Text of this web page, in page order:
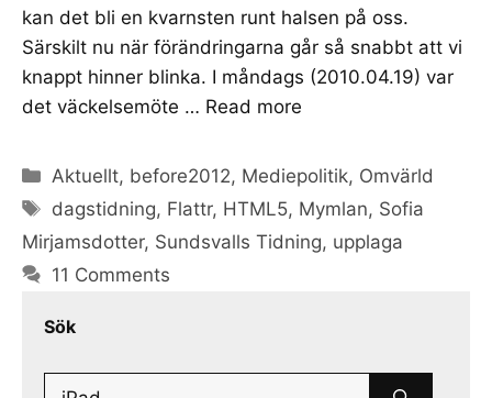
kan det bli en kvarnsten runt halsen på oss.
Särskilt nu när förändringarna går så snabbt att vi
knappt hinner blinka. I måndags (2010.04.19) var
det väckelsemöte … Read more
Categories
Aktuellt, before2012, Mediepolitik, Omvärld
Tags
dagstidning, Flattr, HTML5, Mymlan, Sofia
Mirjamsdotter, Sundsvalls Tidning, upplaga
11 Comments
Sök
Search